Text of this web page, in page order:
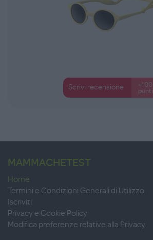
Scrivi recensione
+100
punti
MAMMACHETEST
Home
Termini e Condizioni Generali di Utilizzo
Iscriviti
Privacy e Cookie Policy
Modifica preferenze relative alla Privacy